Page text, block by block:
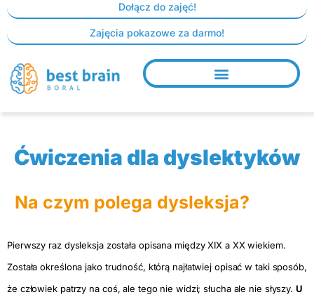
Skip
content
Dołącz do zajęć!
Zajęcia pokazowe za darmo!
Ćwiczenia dla dyslektyków
Na czym polega dysleksja?
Pierwszy raz dysleksja została opisana między XIX a XX wiekiem.
Została określona jako trudność, którą najłatwiej opisać w taki sposób,
że człowiek patrzy na coś, ale tego nie widzi; słucha ale nie słyszy. U